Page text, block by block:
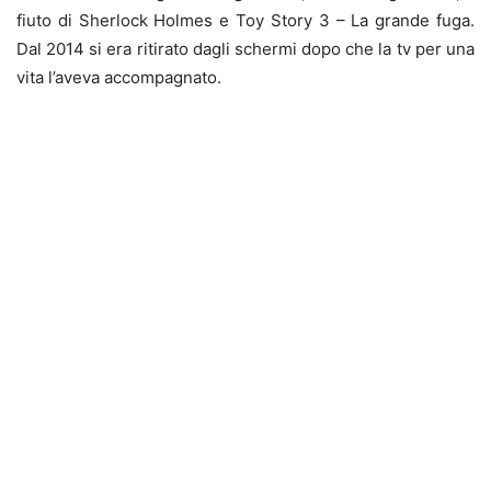
fiuto di Sherlock Holmes e Toy Story 3 – La grande fuga.
Dal 2014 si era ritirato dagli schermi dopo che la tv per una
vita l’aveva accompagnato.